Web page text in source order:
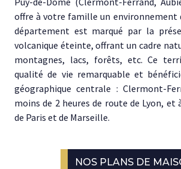
offre à votre famille un environnement
département est marqué par la
volcanique éteinte, offrant un cadre
montagnes, lacs, forêts, etc. Ce
qualité de vie remarquable et
géographique centrale : Clermont-
moins de 2 heures de route de Lyon, et
de Paris et de Marseille.
NOS PLANS DE